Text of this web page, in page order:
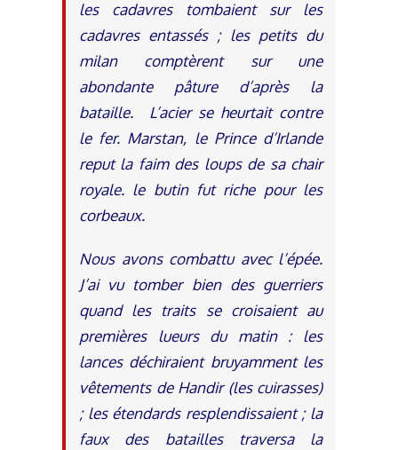
les cadavres tombaient sur les
cadavres entassés ; les petits du
milan comptèrent sur une
abondante pâture d’après la
bataille. L’acier se heurtait contre
le fer. Marstan, le Prince d’Irlande
reput la faim des loups de sa chair
royale. le butin fut riche pour les
corbeaux.
Nous avons combattu avec l’épée.
J’ai vu tomber bien des guerriers
quand les traits se croisaient au
premières lueurs du matin : les
lances déchiraient bruyamment les
vêtements de Handir (les cuirasses)
; les étendards resplendissaient ; la
faux des batailles traversa la